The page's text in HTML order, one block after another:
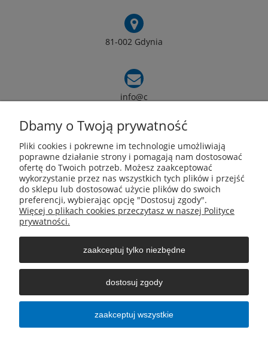
81-002 Gdynia
info@c
Pomoc
Moje konto
Płatności i dostawa
Informacje
O nas
Dbamy o Twoją prywatność
Pliki cookies i pokrewne im technologie umożliwiają
poprawne działanie strony i pomagają nam dostosować
ofertę do Twoich potrzeb. Możesz zaakceptować
wykorzystanie przez nas wszystkich tych plików i przejść
do sklepu lub dostosować użycie plików do swoich
preferencji, wybierając opcję "Dostosuj zgody".
Więcej o plikach cookies przeczytasz w naszej Polityce
prywatności.
zaakceptuj tylko niezbędne
dostosuj zgody
zaakceptuj wszystkie